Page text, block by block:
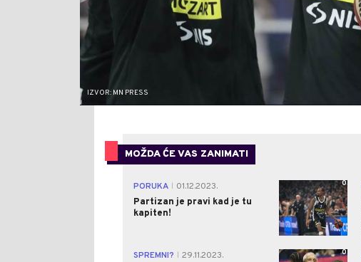
IZVOR: MN PRESS
MOŽDA ĆE VAS ZANIMATI
PORUKA
01.12.2023.
Partizan je pravi kad je tu
kapiten!
0
SPREMNI?
29.11.2023.
0